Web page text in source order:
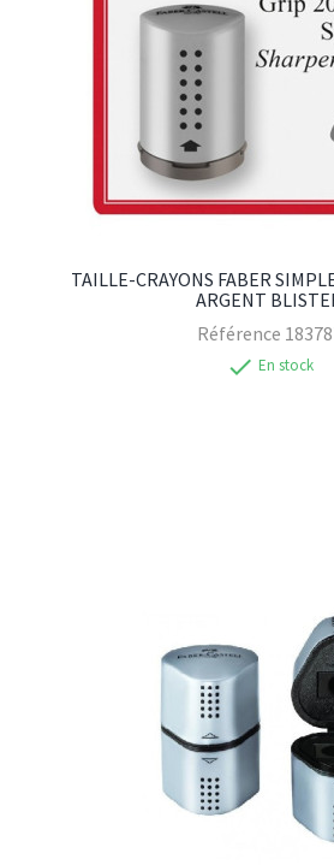
TAILLE-CRAYONS FABER
ARGENT
Référence
check En stock